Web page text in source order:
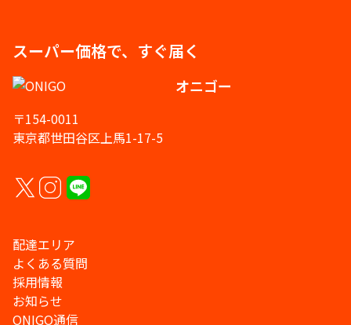
スーパー価格で、すぐ届く
オニゴー
〒154-0011
東京都世田谷区上馬1-17-5
配達エリア
よくある質問
採用情報
お知らせ
ONIGO通信